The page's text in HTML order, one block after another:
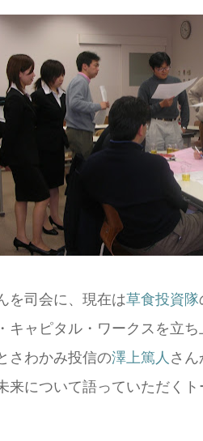
を司会に、現在は草食投資隊
キャピタル・ワークスを立
さわかみ投信の澤上篤人 さ
来について語っていただく